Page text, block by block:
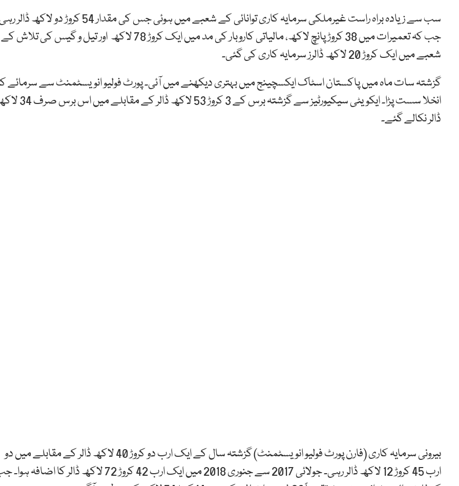
سب سے زیادہ براہ راست غیرملکی سرمایہ کاری توانائی کے شعبے میں ہوئی جس کی مقدار 54 کروڑ دو لاکھ
جب کہ تعمیرات میں 38 کروڑ پانچ لاکھ، مالیاتی کاروبار کی مد میں ایک کروڑ 78 لاکھ اور تیل و گیس کی تلاش کے
شعبے میں ایک کروڑ 20 لاکھ ڈالرز سرمایہ کاری کی گئی۔
گزشتہ سات ماہ میں پاکستان اسٹاک ایکسچینج میں بہتری دیکھنے میں آئی۔ پورٹ فولیو انویسٹمنٹ سے سرمائے
انخلا سست پڑا۔ ایکویٹی سیکیورٹیز سے گزشتہ برس کے 3 کروڑ 53 لاکھ ڈالر
ڈالر نکالے گئے۔
بیرونی سرمایہ کاری (فارن پورٹ فولیو انویسٹمنٹ) گزشتہ سال کے ایک ارب دو کروڑ 40 لاکھ ڈالر کے مقابلے میں دو
ارب 45 کروڑ 12 لاکھ ڈالر رہی۔ جولائی 2017 سے جنوری 2018 میں ایک ارب 42 کروڑ 72 لاکھ ڈالر کا اضافہ